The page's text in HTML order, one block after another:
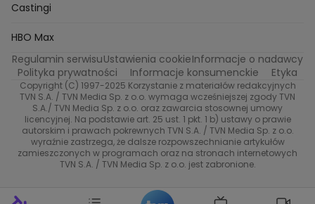
Kacper Jeneralski
Katarzyna Rozmyslowicz
Anna SamusionekPrzemyslaw Cypryanski
Damian MichalowskiEwa Piekut
Magdalena GwozdzKuchenne Rewolucje
Tadeusz Huk Lucyna MalecEwa Gawryluk
Marta JankowskaBartosz Skrobisz
Malwina WedzikowskaKrzysztof Skorzynski
Helena Englert Aleksander Zniszczol
Sonia Mietielica
Maciej Kuciel
99 gra o wszystko
Życie na kredycie
Nasze Programy
Program TV
Przepisy
TVN
Dzień Dobry TVN
TVN7
TVN Turbo
TVN Style
Co za tydzień
Castingi
HBO Max
Regulamin serwisuUstawienia cookieInformacje o nadawcy
Polityka prywatności
Informacje konsumenckie Etyka
Copyright (C) 1997-2025 Korzystanie z materiałów redakcyjnych
TVN S.A. / TVN Media Sp. z o.o. wymaga wcześniejszej zgody TVN
S.A./ TVN Media Sp. z o.o. oraz zawarcia stosownej umowy
licencyjnej. Na podstawie art. 25 ust. 1 pkt. 1 b) ustawy o prawie
autorskim i prawach pokrewnych TVN S.A. / TVN Media Sp. z o.o.
wyraźnie zastrzega, że dalsze rozpowszechnianie artykułów
zamieszczonych w programach oraz na stronach internetowych
TVN S.A. / TVN Media Sp. z o.o. jest zabronione.